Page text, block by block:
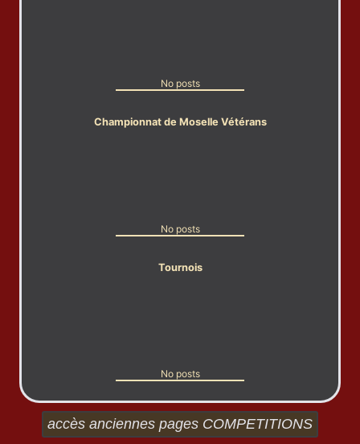
No posts
Championnat de Moselle Vétérans
No posts
Tournois
No posts
accès anciennes pages COMPETITIONS